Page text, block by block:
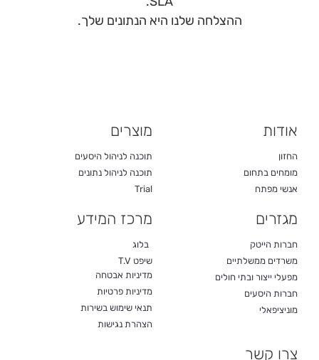
ההצלחה שלנו היא הנתונים שלך.
אודות
החזון
מומחים בתחום
אנשי מפתח
מוצרים
תוכנה לניהול היסעים
תוכנה לניהול נתונים
Trial
מגזרים
חברות הייטק
משרדים ממשלתיים
מפעלי ייצור ובתי חולים
חברות היסעים
מוניציפאלי
מרכז המידע
בלוג
שיפט T.V
מדיניות אבטחה
מדיניות פרטיות
תנאי שימוש בשירות
הצהרת נגישות
צרו קשר